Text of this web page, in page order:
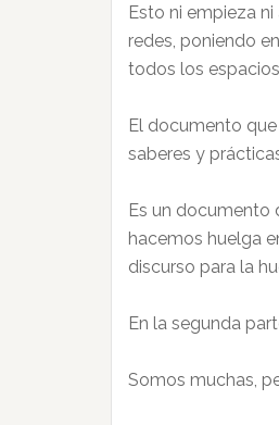
Esto ni empieza
redes, poniendo
todos los
El documento
saberes y
Es un documento
hacemos huelga
discurso para la
En la segunda
Somos muchas,